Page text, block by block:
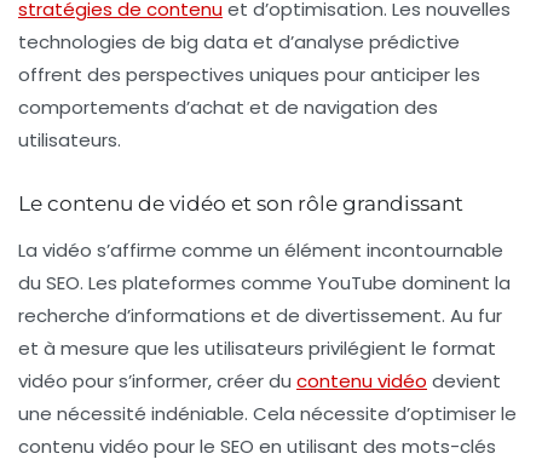
stratégies de contenuet d’optimisation. Les nouvelles
technologies de big data et d’analyse prédictive
offrent des perspectives uniques pour anticiper les
comportements d’achat et de navigation des
utilisateurs.
Le contenu de vidéo et son rôle grandissant
La vidéo s’affirme comme un élément incontournable
du SEO. Les plateformes comme YouTube dominent la
recherche d’informations et de divertissement. Au fur
et à mesure que les utilisateurs privilégient le format
vidéo pour s’informer, créer du contenu vidéo devient
une nécessité indéniable. Cela nécessite d’optimiser le
contenu vidéo pour le SEO en utilisant des mots-clés